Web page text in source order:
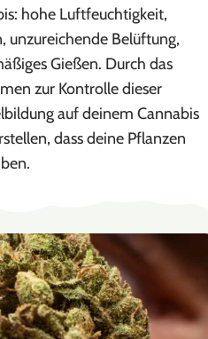
hohe Luftfeuchtigkeit,
unzureichende Belüftung,
Gießen. Durch das
zur Kontrolle dieser
auf deinem Cannabis
dass deine Pflanzen